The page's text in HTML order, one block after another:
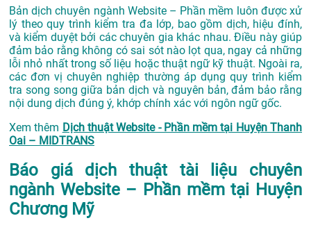
Bản dịch chuyên ngành Website – Phần mềm luôn được xử
lý theo quy trình kiểm tra đa lớp, bao gồm dịch, hiệu đính,
và kiểm duyệt bởi các chuyên gia khác nhau. Điều này giúp
đảm bảo rằng không có sai sót nào lọt qua, ngay cả những
lỗi nhỏ nhất trong số liệu hoặc thuật ngữ kỹ thuật. Ngoài ra,
các đơn vị chuyên nghiệp thường áp dụng quy trình kiểm
tra song song giữa bản dịch và nguyên bản, đảm bảo rằng
nội dung dịch đúng ý, khớp chính xác với ngôn ngữ gốc.
Xem thêm Dịch thuật Website - Phần mềm tại Huyện Thanh
Oai – MIDTRANS
Báo giá dịch thuật tài liệu chuyên
ngành Website – Phần mềm tại Huyện
Chương Mỹ